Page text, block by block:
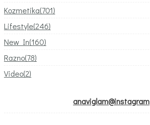
Kozmetika(701)
Lifestyle(246)
New In(160)
Razno(78)
Video(2)
anaviglam@instagram